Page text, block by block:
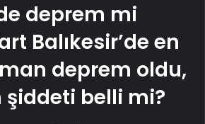
deprem mi
Balıkesir’de en
deprem oldu,
belli mi?